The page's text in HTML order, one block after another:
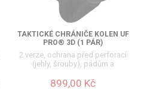
TAKTICKÉ CHRÁNIČE KOLEN UF
PRO® 3D (1 PÁR)
2 verze, ochrana před perforací
(jehly, šrouby), pádům a
899,00 Kč